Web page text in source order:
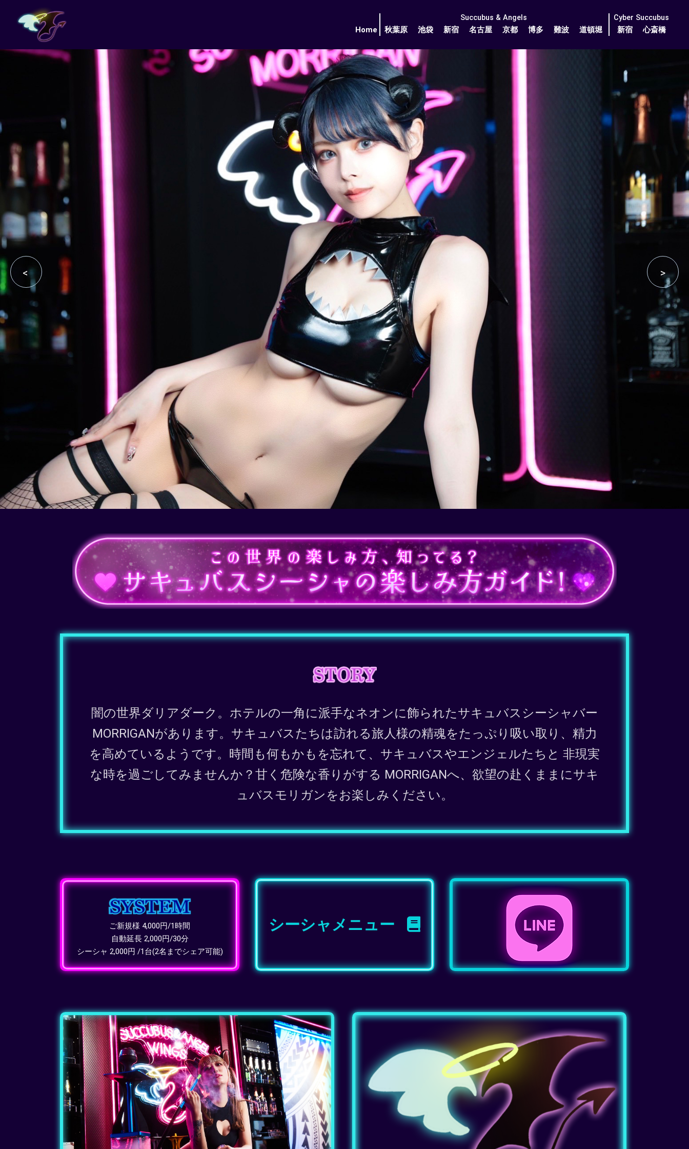
Home
Succubus & Angels
秋葉原 池袋 新宿 名古屋 京都 博多 難波 道頓堀
Cyber Succubus
新宿 心斎橋
闇の世界ダリアダーク。ホテルの一角に派手なネオンに飾られたサキュバスシーシャバー
MORRIGANがあります。サキュバスたちは訪れる旅人様の精魂をたっぷり吸い取り、精力
を高めているようです。時間も何もかもを忘れて、サキュバスやエンジェルたちと 非現実
な時を過ごしてみませんか？甘く危険な香りがする MORRIGANへ、欲望の赴くままにサキ
ュバスモリガンをお楽しみください。
ご新規様 4,000円/1時間
自動延長 2,000円/30分
シーシャ 2,000円 /1台(2名までシェア可能)
シーシャメニュー